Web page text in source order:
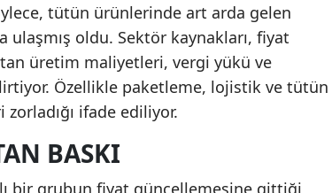
tütün ürünlerinde art arda gelen
oldu. Sektör kaynakları, fiyat
üretim maliyetleri, vergi yükü ve
Özellikle paketleme, lojistik ve tütün
ifade ediliyor.
BASKI